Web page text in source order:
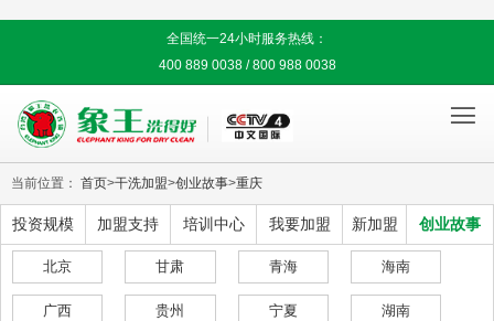
全国统一24小时服务热线：
400 889 0038 / 800 988 0038

当前位置： 首页>干洗加盟>创业故事>重庆
投资规模 加盟支持 培训中心 我要加盟 新加盟 创业故事
北京 甘肃 青海 海南
广西 贵州 宁夏 湖南